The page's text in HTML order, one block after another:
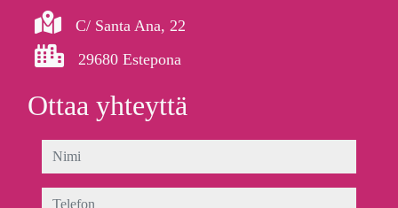
C/ Santa Ana, 22
29680 Estepona
Ottaa yhteyttä
nimi
telefon